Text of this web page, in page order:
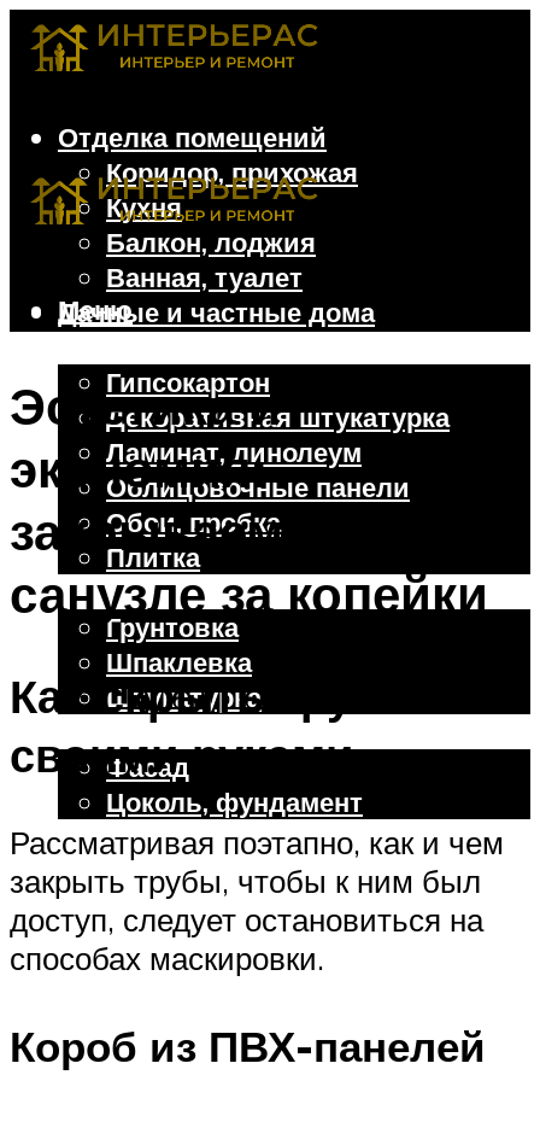
Отделка помещений
Коридор, прихожая
Кухня
Балкон, лоджия
Ванная, туалет
Дачные и частные дома
Гипсокартон
Декоративная штукатурка
Ламинат, линолеум
Облицовочные панели
Обои, пробка
Плитка
Отделочные работы
Грунтовка
Шпаклевка
Штукатурка
Внешняя отделка
Фасад
Цоколь, фундамент
Меню
Меню
Эстетика и
экономия:
закрываем трубы в
санузле за копейки
Как скрыть трубы
своими руками
Рассматривая поэтапно, как и чем
закрыть трубы, чтобы к ним был
доступ, следует остановиться на
способах маскировки.
Короб из ПВХ-панелей